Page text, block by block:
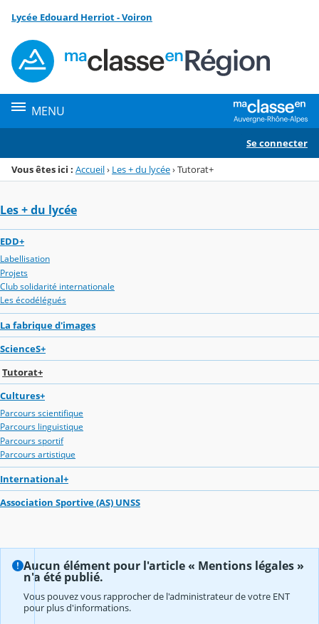
Menu de la rubrique
Contenu
Lycée Edouard Herriot - Voiron
MENU
Se connecter
Vous êtes ici : Accueil› Les + du lycée›Tutorat+
Les + du lycée
EDD+
Labellisation
Projets
Club solidarité internationale
Les écodélégués
La fabrique d'images
ScienceS+
Tutorat+
Cultures+
Parcours scientifique
Parcours linguistique
Parcours sportif
Parcours artistique
International+
Association Sportive (AS) UNSS
Aucun élément pour l'article « Mentions légales »
n'a été publié.
Vous pouvez vous rapprocher de l'administrateur de votre ENT
pour plus d'informations.